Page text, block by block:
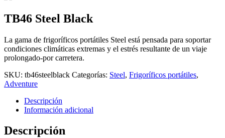
TB46 Steel Black
La gama de frigoríficos portátiles Steel está pensada para soportar
condiciones climáticas extremas y el estrés resultante de un viaje
prolongado-por carretera.
SKU: tb46steelblack Categorías: Steel, Frigoríficos portátiles,
Adventure
Descripción
Información adicional
Descripción